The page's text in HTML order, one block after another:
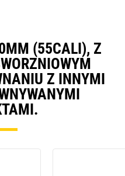
(55CALI), Z
Z INNYMI